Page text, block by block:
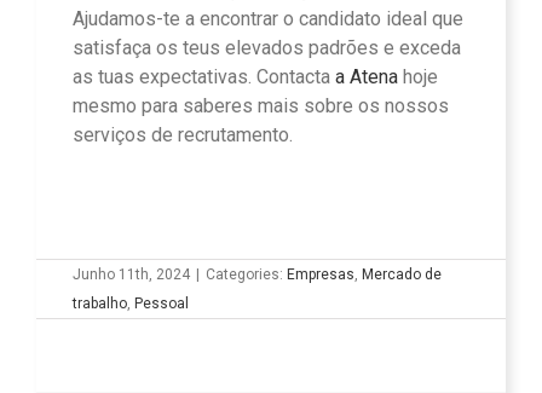
Ajudamos-te a encontrar o candidato ideal que
satisfaça os teus elevados padrões e exceda
as tuas expectativas. Contacta a Atena hoje
mesmo para saberes mais sobre os nossos
serviços de recrutamento.
Junho 11th, 2024 | Categories: Empresas, Mercado de
trabalho, Pessoal